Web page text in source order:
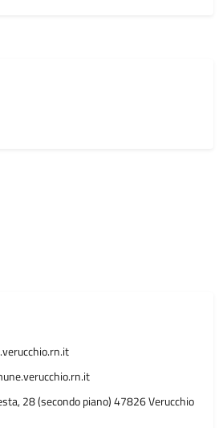
28 (secondo piano) 47826 Verucchio